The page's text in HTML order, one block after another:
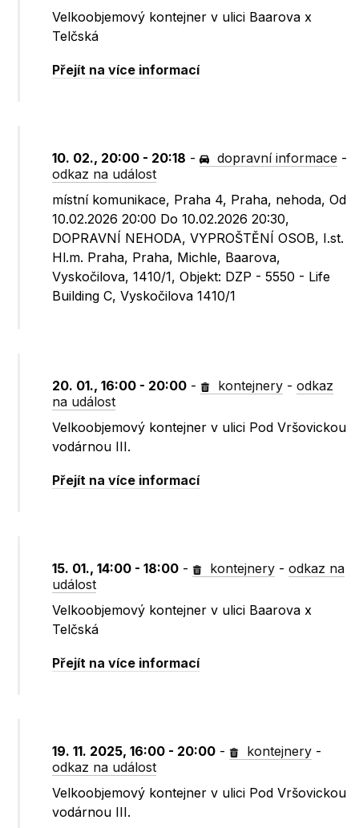
Velkoobjemový kontejner v ulici Baarova x
Telčská
Přejít na více informací
10. 02., 20:00 - 20:18 - dopravní informace -
odkaz na událost
místní komunikace, Praha 4, Praha, nehoda, Od
10.02.2026 20:00 Do 10.02.2026 20:30,
DOPRAVNÍ NEHODA, VYPROŠTĚNÍ OSOB, I.st.
Hl.m. Praha, Praha, Michle, Baarova,
Vyskočilova, 1410/1, Objekt: DZP - 5550 - Life
Building C, Vyskočilova 1410/1
20. 01., 16:00 - 20:00 - kontejnery -odkaz
na událost
Velkoobjemový kontejner v ulici Pod Vršovickou
vodárnou III.
Přejít na více informací
15. 01., 14:00 - 18:00 - kontejnery -odkaz na
událost
Velkoobjemový kontejner v ulici Baarova x
Telčská
Přejít na více informací
19. 11. 2025, 16:00 - 20:00 - kontejnery -
odkaz na událost
Velkoobjemový kontejner v ulici Pod Vršovickou
vodárnou III.